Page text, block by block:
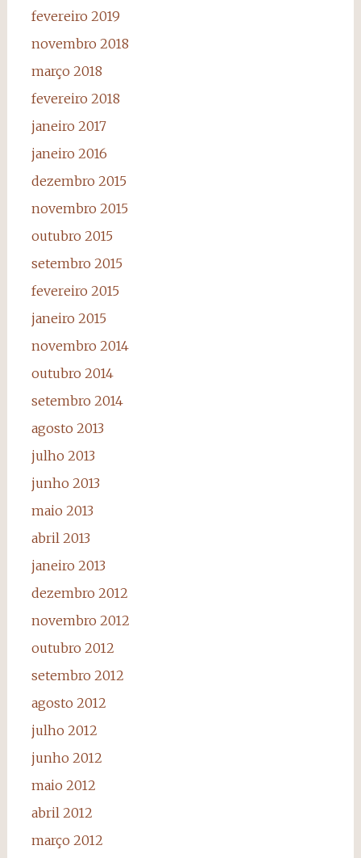
fevereiro 2019
novembro 2018
março 2018
fevereiro 2018
janeiro 2017
janeiro 2016
dezembro 2015
novembro 2015
outubro 2015
setembro 2015
fevereiro 2015
janeiro 2015
novembro 2014
outubro 2014
setembro 2014
agosto 2013
julho 2013
junho 2013
maio 2013
abril 2013
janeiro 2013
dezembro 2012
novembro 2012
outubro 2012
setembro 2012
agosto 2012
julho 2012
junho 2012
maio 2012
abril 2012
março 2012